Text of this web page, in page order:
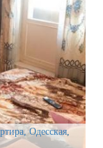
Одесская,